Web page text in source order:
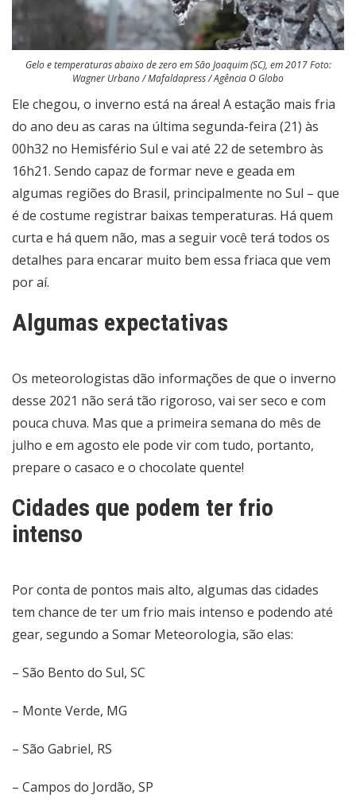
Gelo e temperaturas abaixo de zero em São Joaquim (SC), em 2017 Foto:
Wagner Urbano / Mafaldapress / Agência O Globo
Ele chegou, o inverno está na área! A estação mais fria
do ano deu as caras na última segunda-feira (21) às
00h32 no Hemisfério Sul e vai até 22 de setembro às
16h21. Sendo capaz de formar neve e geada em
algumas regiões do Brasil, principalmente no Sul – que
é de costume registrar baixas temperaturas. Há quem
curta e há quem não, mas a seguir você terá todos os
detalhes para encarar muito bem essa friaca que vem
por aí.
Algumas expectativas
Os meteorologistas dão informações de que o inverno
desse 2021 não será tão rigoroso, vai ser seco e com
pouca chuva. Mas que a primeira semana do mês de
julho e em agosto ele pode vir com tudo, portanto,
prepare o casaco e o chocolate quente!
Cidades que podem ter frio
intenso
Por conta de pontos mais alto, algumas das cidades
tem chance de ter um frio mais intenso e podendo até
gear, segundo a Somar Meteorologia, são elas:
– São Bento do Sul, SC
– Monte Verde, MG
– São Gabriel, RS
– Campos do Jordão, SP